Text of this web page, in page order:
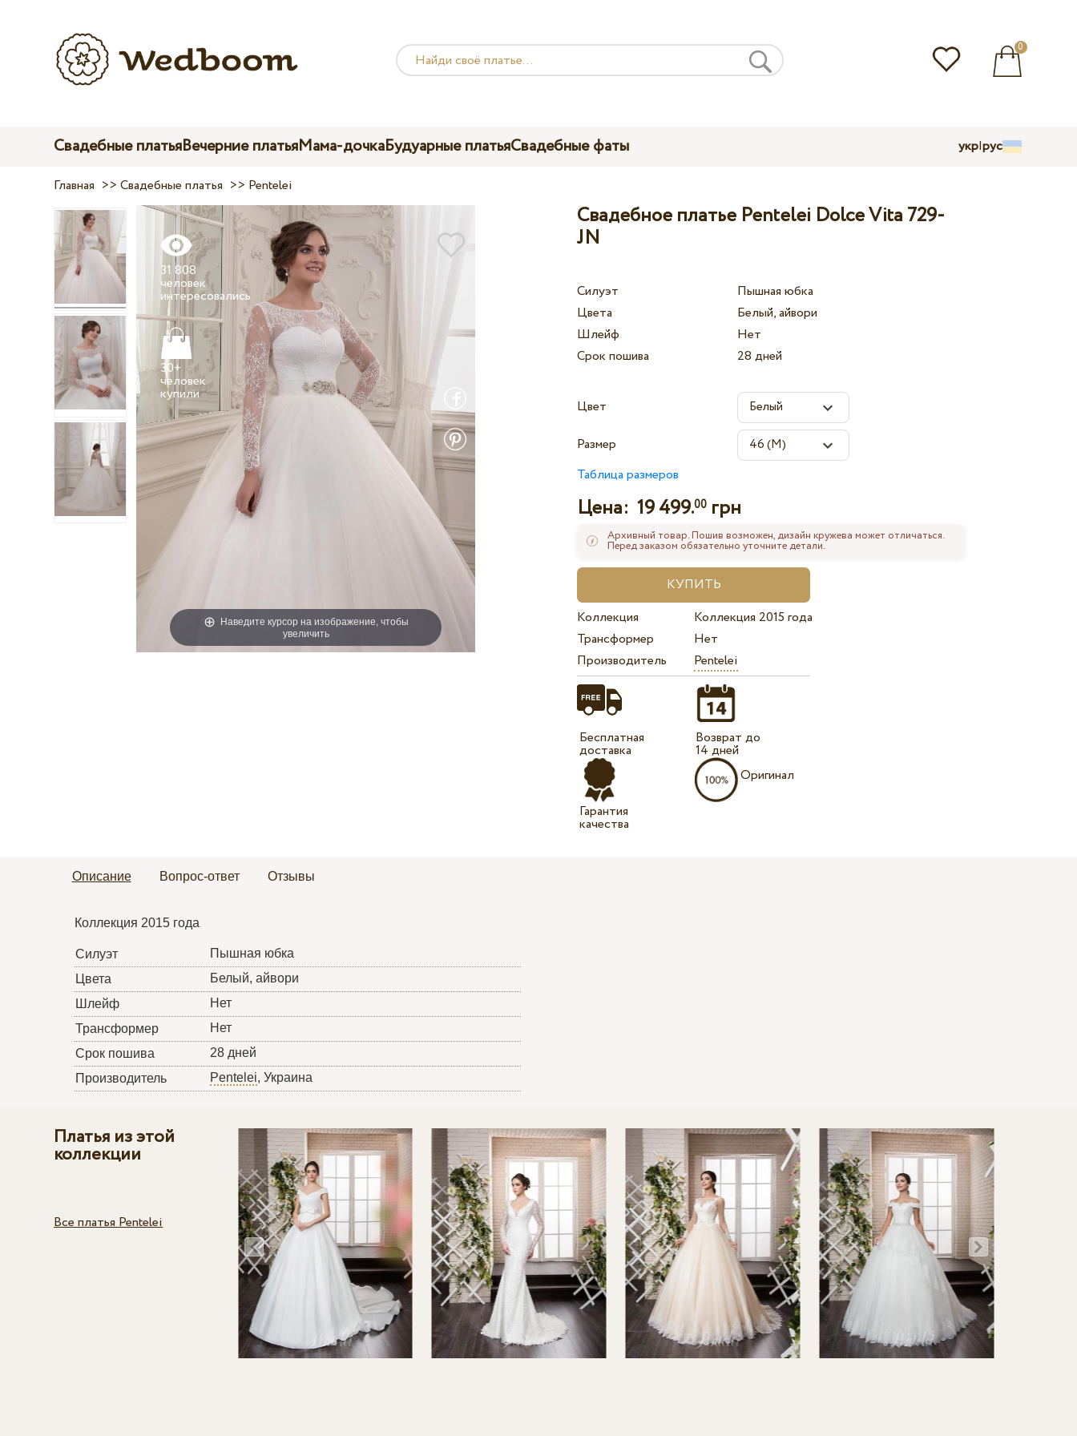
0
Свадебные платьяВечерние платьяМама-дочкаБудуарные платьяСвадебные фаты укр|рус
Главная >>Свадебные платья >> Pentelei
Наведите курсор на изображение, чтобы
увеличить
31 808
человек
30+
человек
купили
Свадебное платье Pentelei Dolce Vita 729-
JN
Силуэт
Пышная юбка
Цвета
Белый, айвори
Шлейф
Нет
Срок пошива
28 дней
Цвет
Размер
Таблица размеров
Цена:19 499.00 грн
Архивный товар. Пошив возможен, дизайн кружева может отличаться.
Перед заказом обязательно уточните детали.
Коллекция
Коллекция 2015 года
Трансформер
Нет
Производитель
Pentelei
Бесплатная
доставка
Гарантия
качества
Возврат до
14 дней
Оригинал
Описание Вопрос-ответ Отзывы
Коллекция 2015 года
Силуэт
Пышная юбка
Цвета
Белый, айвори
Шлейф
Нет
Трансформер
Нет
Срок пошива
28 дней
Производитель
Pentelei, Украина
Платья из этой
коллекции
Все платья Pentelei